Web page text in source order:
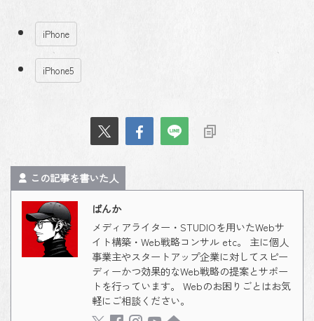
iPhone
iPhone5
この記事を書いた人
ばんか
メディアライター・STUDIOを用いたWebサ
イト構築・Web戦略コンサル etc。 主に個人
事業主やスタートアップ企業に対してスピー
ディーかつ効果的なWeb戦略の提案とサポー
トを行っています。 Webのお困りごとはお気
軽にご相談ください。